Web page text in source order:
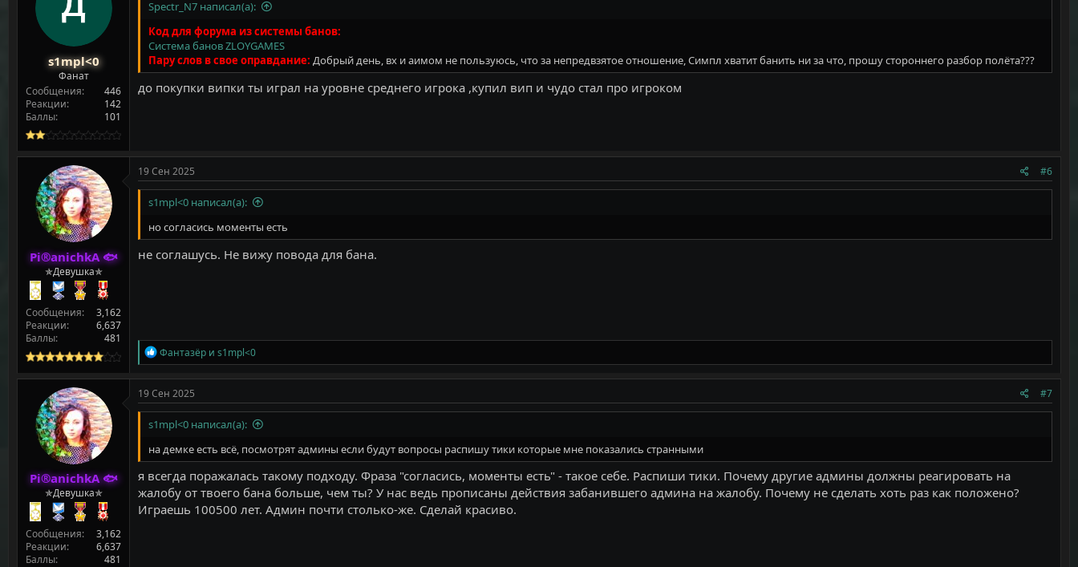
s1mpl<0
Фанат
Сообщения
446
Реакции
142
Баллы
101
Spectr_N7 написал(а):
Код для форума из системы банов:
Система банов ZLOYGAMES
Пару слов в свое оправдание: Добрый день, вх и аимом не пользуюсь, что за непредвзятое отношение, Симпл хватит банить ни за что, прошу стороннего разбор полëта???
до покупки випки ты играл на уровне среднего игрока ,купил вип и чудо стал про игроком
Pi®anichkA 🐟
✯Девушка✯
Сообщения
3,162
Реакции
6,637
Баллы
481
19 Сен 2025 #6
s1mpl<0 написал(а):
но согласись моменты есть
не соглашусь. Не вижу повода для бана.
Р
е
а
к
ц
и
и
Фантазёр и s1mpl<0
Pi®anichkA 🐟
✯Девушка✯
Сообщения
3,162
Реакции
6,637
Баллы
481
19 Сен 2025 #7
s1mpl<0 написал(а):
на демке есть всё, посмотрят админы если будут вопросы распишу тики которые мне показались странными
я всегда поражалась такому подходу. Фраза "согласись, моменты есть" - такое себе. Распиши тики. Почему другие админы должны реагировать на
жалобу от твоего бана больше, чем ты? У нас ведь прописаны действия забанившего админа на жалобу. Почему не сделать хоть раз как положено?
Играешь 100500 лет. Админ почти столько-же. Сделай красиво.